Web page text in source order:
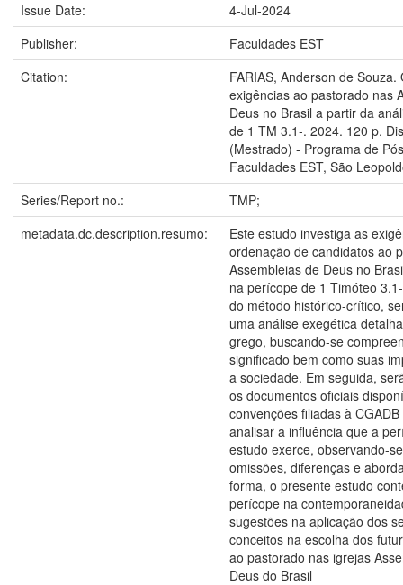
Issue Date:
4-Jul-2024
Publisher:
Faculdades EST
Citation:
FARIAS, Anderson de Souza.
exigências ao pastorado nas
Deus no Brasil a partir da
de 1 TM 3.1-. 2024. 120 p.
(Mestrado) - Programa de
Faculdades EST, São
Series/Report no.:
TMP;
metadata.dc.description.resumo:
Este estudo investiga as
ordenação de candidatos ao
Assembleias de Deus no
na perícope de 1 Timóteo
do método histórico-crítico,
uma análise exegética
grego, buscando-se
significado bem como suas
a sociedade. Em seguida,
os documentos oficiais
convenções filiadas à
analisar a influência que a
estudo exerce, observando-
omissões, diferenças e
forma, o presente estudo
perícope na
sugestões na aplicação dos
conceitos na escolha dos
ao pastorado nas igrejas
Deus do Brasil